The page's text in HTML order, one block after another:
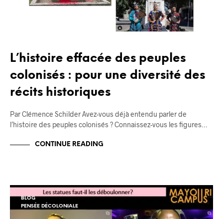
L’histoire effacée des peuples
colonisés : pour une diversité des
récits historiques
Par Clémence Schilder Avez-vous déjà entendu parler de
l’histoire des peuples colonisés ? Connaissez-vous les figures…
CONTINUE READING
BLOG
PENSÉE DÉCOLONIALE